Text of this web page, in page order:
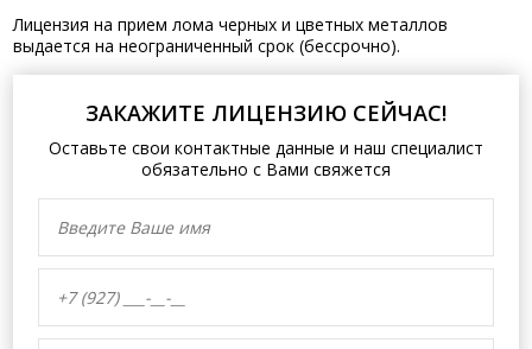
Лицензия на прием лома черных и цветных металлов
выдается на неограниченный срок (бессрочно).
ЗАКАЖИТЕ ЛИЦЕНЗИЮ СЕЙЧАС!
Оставьте свои контактные данные и наш специалист
обязательно с Вами свяжется